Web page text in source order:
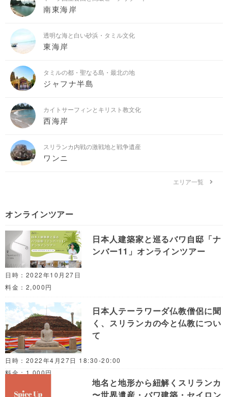
南東海岸
透明な海と白い砂浜・タミル文化
東海岸
タミルの都・聖なる島・最北の地
ジャフナ半島
カイトサーフィンとキリスト教文化
西海岸
スリランカ内戦の激戦地と戦争遺産
ワンニ
エリア一覧
オンラインツアー
日本人建築家と巡るバワ自邸「ナ
ンバー11」オンラインツアー
日時：2022年10月27日
料金：2,000円
日本人テーラワーダ仏教僧侶に聞
く、スリランカの今と仏教につい
て
日時：2022年4月27日 18:30-20:00
料金：1,000円
地名と地形から紐解くスリランカ